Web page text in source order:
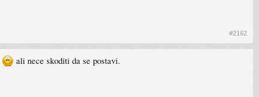
#2162
ali nece skoditi da se postavi.